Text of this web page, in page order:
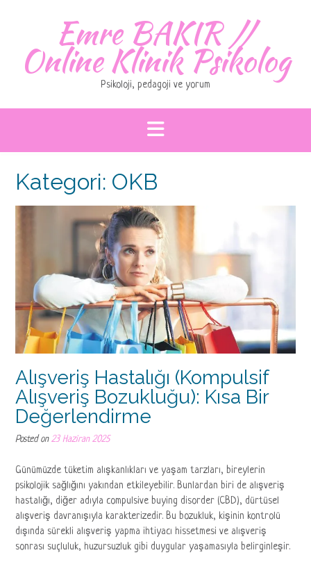
Emre BAKIR //
Online Klinik Psikolog
Psikoloji, pedagoji ve yorum
Kategori: OKB
Alışveriş Hastalığı (Kompulsif
Alışveriş Bozukluğu): Kısa Bir
Değerlendirme
Posted on 23 Haziran 2025
Günümüzde tüketim alışkanlıkları ve yaşam tarzları, bireylerin
psikolojik sağlığını yakından etkileyebilir. Bunlardan biri de alışveriş
hastalığı, diğer adıyla compulsive buying disorder (CBD), dürtüsel
alışveriş davranışıyla karakterizedir. Bu bozukluk, kişinin kontrolü
dışında sürekli alışveriş yapma ihtiyacı hissetmesi ve alışveriş
sonrası suçluluk, huzursuzluk gibi duygular yaşamasıyla belirginleşir.